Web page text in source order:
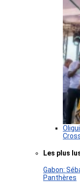
Les plus
Gabon:
Panthères